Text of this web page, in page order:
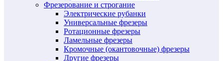
Фрезерование и строгание
Электрические рубанки
Универсальные фрезеры
Ротационные фрезеры
Ламельные фрезеры
Кромочные (окантовочные) фрезеры
Другие фрезеры